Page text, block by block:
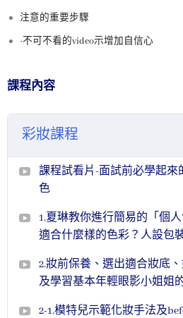
注意的重要步驟
·不可不看的video示增加自信心
課程內容
彩妝課程
課程試看片-面試前必學起來
色
1.夏琳教你進行簡易的「個
適合什麼樣的色彩？人設包
2.妝前保養、選出適合妝底
及學習基本年輕眼影小姐姐
2-1.模特兒示範化妝手法及